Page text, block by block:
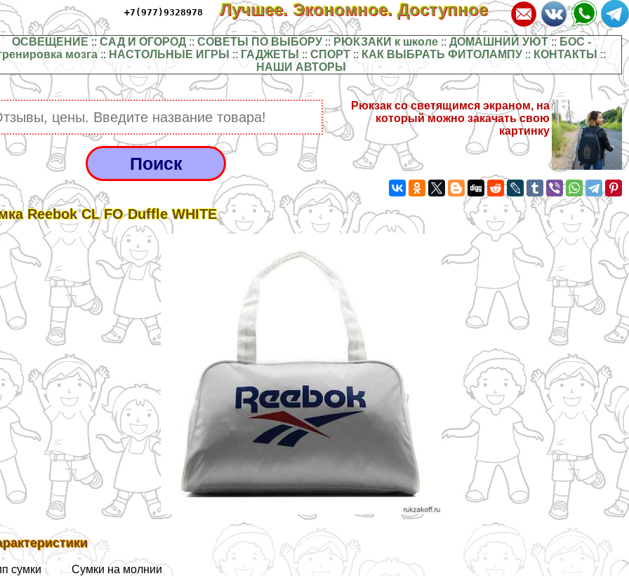
+7(977)9328978 Лучшее. Экономное. Доступное
ОСВЕЩЕНИЕ :: САД И ОГОРОД:: СОВЕТЫ ПО ВЫБОРУ:: РЮКЗАКИ к школе:: ДОМАШНИЙ УЮТ:: БОС -
мозга :: НАСТОЛЬНЫЕ ИГРЫ :: ГАДЖЕТЫ ::СПОРТ :: КАК ВЫБРАТЬ ФИТОЛАМПУ :: КОНТАКТЫ ::
НАШИ АВТОРЫ
Рюкзак со светящимся экраном, на
который можно закачать свою
картинку
Reebok CL FO Duffle WHITE
сумки
Сумки на молнии